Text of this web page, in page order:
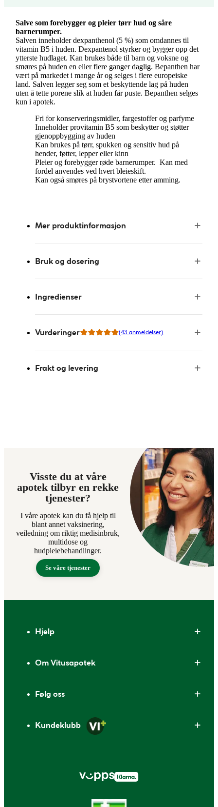
Salve som forebygger og pleier tørr hud og såre
barnerumper.
Salven inneholder dexpanthenol (5 %) som omdannes til
vitamin B5 i huden. Dexpantenol styrker og bygger opp det
ytterste hudlaget. Kan brukes både til barn og voksne og
smøres på huden en eller flere ganger daglig. Bepanthen har
vært på markedet i mange år og selges i flere europeiske
land. Salven legger seg som et beskyttende lag på huden
uten å tette porene slik at huden får puste. Bepanthen selges
kun i apotek.
Fri for konserveringsmidler, fargestoffer og parfyme
Inneholder provitamin B5 som beskytter og støtter
gjenoppbygging av huden
Kan brukes på tørr, spukken og sensitiv hud på
hender, føtter, lepper eller kinn
Pleier og forebygger røde barnerumper. Kan med
fordel anvendes ved hvert bleieskift.
Kan også smøres på brystvortene etter amming.
Mer produktinformasjon
Bruk og dosering
Ingredienser
Vurderinger (43 anmeldelser)
Frakt og levering
Visste du at våre
apotek tilbyr en rekke
tjenester?
I våre apotek kan du få hjelp til
blant annet vaksinering,
veiledning om riktig medisinbruk,
multidose og
hudpleiebehandlinger.
Se våre tjenester
Hjelp
Om Vitusapotek
Følg oss
Kundeklubb